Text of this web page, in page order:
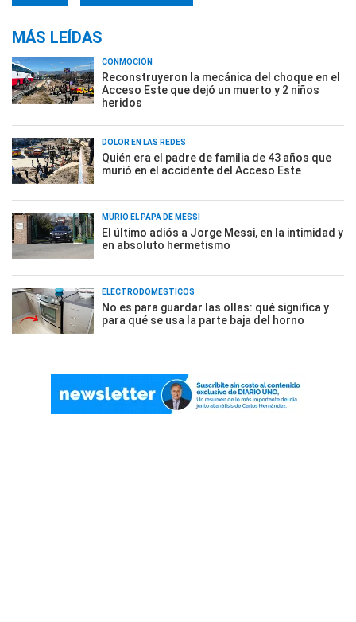
MÁS LEÍDAS
CONMOCIÓN
Reconstruyeron la mecánica del choque en el
Acceso Este que dejó un muerto y 2 niños
heridos
DOLOR EN LAS REDES
Quién era el padre de familia de 43 años que
murió en el accidente del Acceso Este
MURIÓ EL PAPÁ DE MESSI
El último adiós a Jorge Messi, en la intimidad y
en absoluto hermetismo
ELECTRODOMÉSTICOS
No es para guardar las ollas: qué significa y
para qué se usa la parte baja del horno